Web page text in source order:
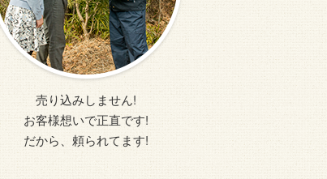
売り込みしません!
お客様想いで正直です!
だから、頼られてます!